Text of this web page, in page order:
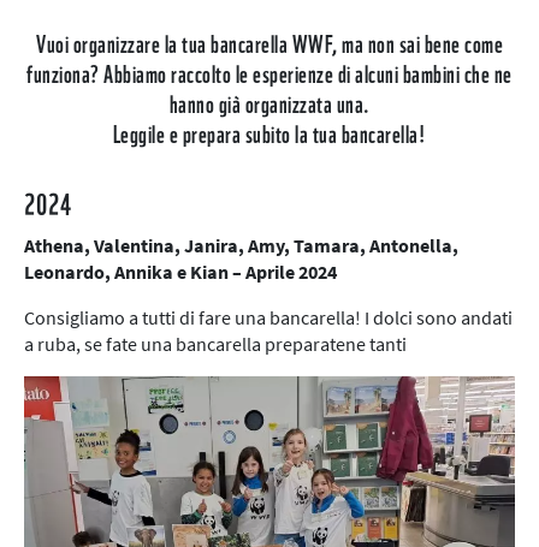
Vuoi organizzare la tua bancarella WWF, ma non sai bene come
funziona? Abbiamo raccolto le esperienze di alcuni bambini che ne
hanno già organizzata una.
Leggile e prepara subito la tua bancarella!
2024
Athena, Valentina, Janira, Amy, Tamara, Antonella,
Leonardo, Annika e Kian – Aprile 2024
Consigliamo a tutti di fare una bancarella! I dolci sono andati
a ruba, se fate una bancarella preparatene tanti